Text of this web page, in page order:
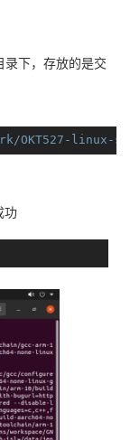
下，存放的是交
OKT527-linux-
功